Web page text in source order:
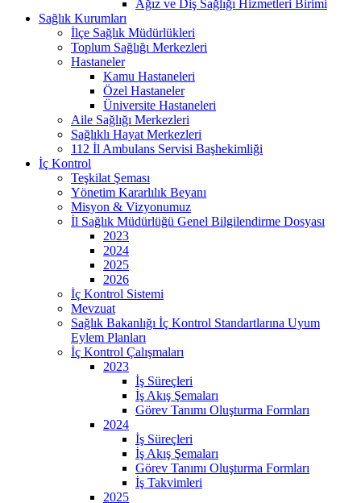
Ağız ve Diş Sağlığı Hizmetleri Birimi
Sağlık Kurumları
İlçe Sağlık Müdürlükleri
Toplum Sağlığı Merkezleri
Hastaneler
Kamu Hastaneleri
Özel Hastaneler
Üniversite Hastaneleri
Aile Sağlığı Merkezleri
Sağlıklı Hayat Merkezleri
112 İl Ambulans Servisi Başhekimliği
İç Kontrol
Teşkilat Şeması
Yönetim Kararlılık Beyanı
Misyon & Vizyonumuz
İl Sağlık Müdürlüğü Genel Bilgilendirme Dosyası
2023
2024
2025
2026
İç Kontrol Sistemi
Mevzuat
Sağlık Bakanlığı İç Kontrol Standartlarına Uyum
Eylem Planları
İç Kontrol Çalışmaları
2023
İş Süreçleri
İş Akış Şemaları
Görev Tanımı Oluşturma Formları
2024
İş Süreçleri
İş Akış Şemaları
Görev Tanımı Oluşturma Formları
İş Takvimleri
2025